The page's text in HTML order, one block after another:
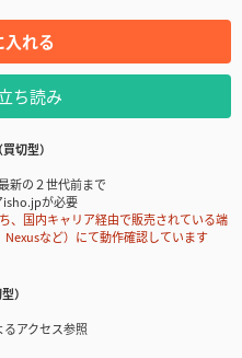
れる
ち読み
切型）
新の２世代前まで
isho.jpが必要
国内キャリア経由で販売されている端
Nexusなど）にて動作確認しています
）
アクセス参照